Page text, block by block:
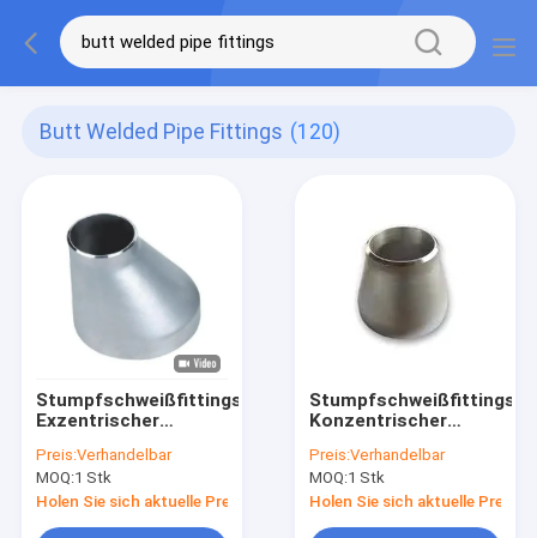
Butt Welded Pipe Fittings (120)
Stumpfschweißfittings
Exzentrischer
A815 UNS S32101
ASME B16.9 Duplex-
Edelstahl
Preis:Verhandelbar
MOQ:1 Stk
Holen Sie sich aktuelle Preis
Stumpfschweißfittings
Konzentrischer
A815 UNS S31803
ASME B16.9 Duplex-
Edelstahl
Preis:Verhandelbar
MOQ:1 Stk
Holen Sie sich aktuelle Preis